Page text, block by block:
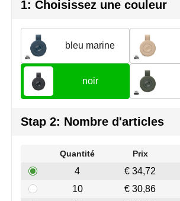
Vêtements de sport
Sacs
Sécurité, voiture & vélo
Loisirs, jeux & plein air
Join the pipe
Kambukka
Lipton
MagLite
Mentos
Mepal
1: Choisissez une couleur
bleu marine
noir
Stap 2: Nombre d'articles
Quantité Prix
4
€ 34,72
10
€ 30,86